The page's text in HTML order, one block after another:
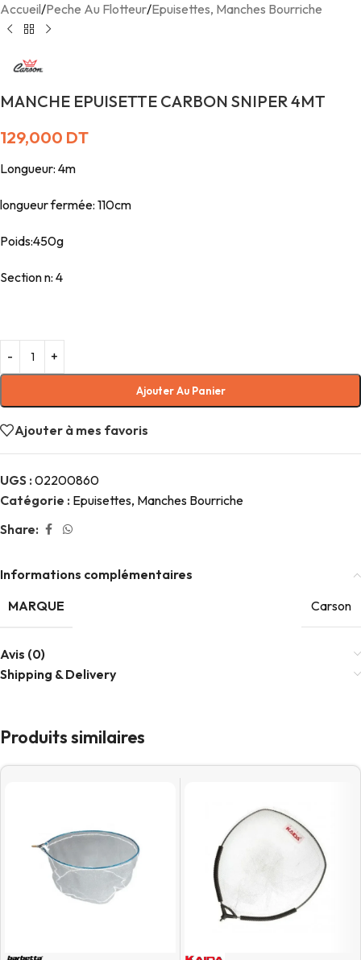
Accueil/Peche Au Flotteur/Epuisettes, Manches Bourriche
MANCHE EPUISETTE CARBON SNIPER 4MT
129,000 DT
Longueur: 4m
longueur fermée: 110cm
Poids:450g
Section n: 4
Ajouter Au Panier
Ajouter à mes favoris
UGS : 02200860
Catégorie : Epuisettes, Manches Bourriche
Share:
Informations complémentaires
MARQUE
Carson
Avis (0)
Shipping & Delivery
Produits similaires